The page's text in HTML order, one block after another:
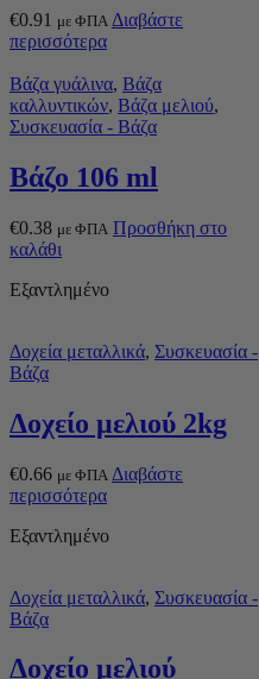
€0.91 με ΦΠΑ Διαβάστε
περισσότερα
Βάζα γυάλινα, Βάζα
καλλυντικών, Βάζα μελιού,
Συσκευασία - Βάζα
Βάζο 106 ml
€0.38 με ΦΠΑ Προσθήκη στο
καλάθι
Εξαντλημένο
Δοχεία μεταλλικά, Συσκευασία -
Βάζα
Δοχείο μελιού 2kg
€0.66 με ΦΠΑ Διαβάστε
περισσότερα
Εξαντλημένο
Δοχεία μεταλλικά, Συσκευασία -
Βάζα
Δοχείο μελιού